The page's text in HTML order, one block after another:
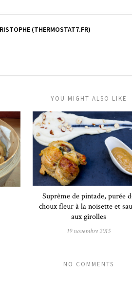
(THERMOSTAT7.FR)
YOU MIGHT ALSO LIKE
Suprême de pintade, purée
choux fleur à la noisette et
aux girolles
19 novembre 2015
NO COMMENTS